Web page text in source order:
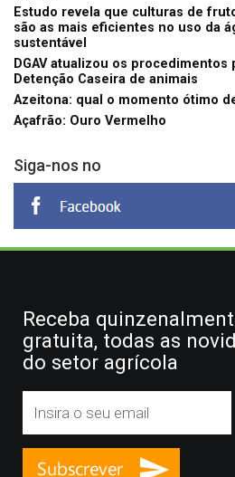
Estudo revela que culturas de
são as mais eficientes no uso da
sustentável
DGAV atualizou os procedimentos
Detenção Caseira de animais
Azeitona: qual o momento ótimo
Açafrão: Ouro Vermelho
Siga-nos no
Receba
gratuita, todas as
do setor agrícola